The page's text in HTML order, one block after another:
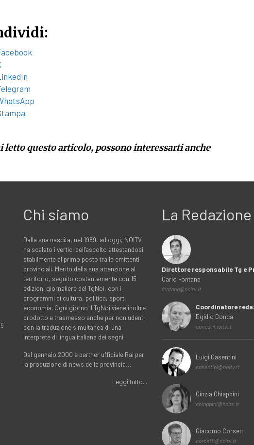
letto questo articolo, possono interessarti anche
Chi siamo
Dalla sua nascita, nel 1989, ad oggi, NOITV
ha scalato i vertici dell'ascolto attestandosi
stabilmente al primo posto tra le emittenti
provinciali. Merito della sua attenzione al
territorio, seguito costantemente con 15
edizioni giornaliere del TgNoi, con i
programmi di cultura, politica, sport,
economia. Ogni giorno il TgNoi viene inoltre
prodotto e trasmesso anche per non udenti
con la traduzione simultanea di una
interprete di lingua italiana dei segni.
Dal gennaio 2000 è partner ufficiale Rai per
la produzione di news della provincia…
Leggi tutto...
La Redazione
Direttore responsabile Tg e
Carlo Fontana
fontana@noitv.it
Coordinatore
Egidio Conca
conca@noitv.it
Luigi Casentini
casentini@noitv.it
Cinzia Chiappini
chiappini@noitv.it
Giacomo Corsetti
corsetti@noitv.it